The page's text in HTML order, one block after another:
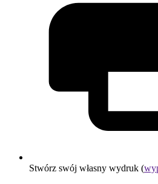
Stwórz swój własny wydruk (